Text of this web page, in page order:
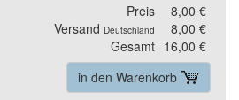
Preis
8,00 €
Versand Deutschland
8,00 €
Gesamt 16,00 €
in den Warenkorb